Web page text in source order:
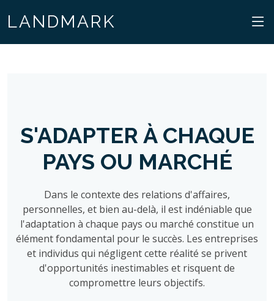
LANDMARK
S'ADAPTER À CHAQUE
PAYS OU MARCHÉ
Dans le contexte des relations d'affaires,
personnelles, et bien au-delà, il est indéniable que
l'adaptation à chaque pays ou marché constitue un
élément fondamental pour le succès. Les entreprises
et individus qui négligent cette réalité se privent
d'opportunités inestimables et risquent de
compromettre leurs objectifs.